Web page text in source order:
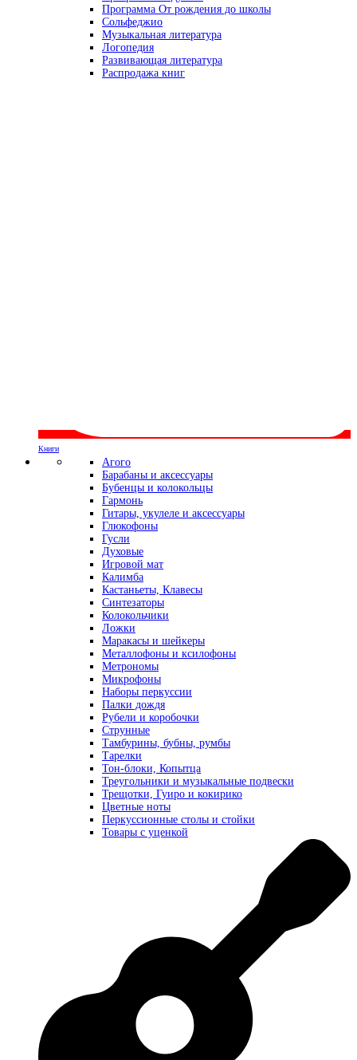
Программа От рождения до школы
Сольфеджио
Музыкальная литература
Логопедия
Развивающая литература
Распродажа книг
Книги
Агого
Барабаны и аксессуары
Бубенцы и колокольцы
Гармонь
Гитары, укулеле и аксессуары
Глюкофоны
Гусли
Духовые
Игровой мат
Калимба
Кастаньеты, Клавесы
Синтезаторы
Колокольчики
Ложки
Маракасы и шейкеры
Металлофоны и ксилофоны
Метрономы
Микрофоны
Наборы перкуссии
Палки дождя
Рубели и коробочки
Струнные
Тамбурины, бубны, румбы
Тарелки
Тон-блоки, Копытца
Треугольники и музыкальные подвески
Трещотки, Гуиро и кокирико
Цветные ноты
Перкуссионные столы и стойки
Товары с уценкой